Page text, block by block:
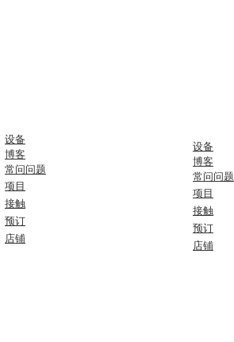
设备
博客
常问问题
项目
接触
预订
店铺
设备
博客
常问问题
项目
接触
预订
店铺